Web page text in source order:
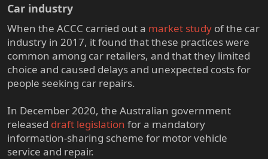
Car industry​
When the ACCC carried out a market study of the car
industry in 2017, it found that these practices were
common among car retailers, and that they limited
choice and caused delays and unexpected costs for
people seeking car repairs.
In December 2020, the Australian government
released draft legislation for a mandatory
information-sharing scheme for motor vehicle
service and repair.